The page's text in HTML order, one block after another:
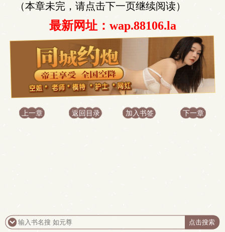
（本章未完，请点击下一页继续阅读）
最新网址：wap.88106.la
上一章 返回目录 加入书签 下一章